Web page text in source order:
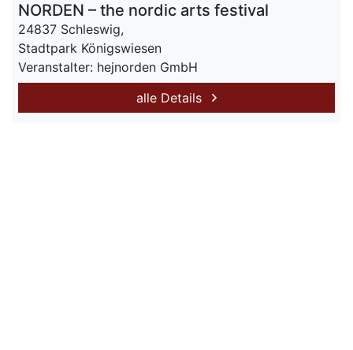
NORDEN – the nordic arts festival
24837 Schleswig,
Stadtpark Königswiesen
Veranstalter: hejnorden GmbH
alle Details